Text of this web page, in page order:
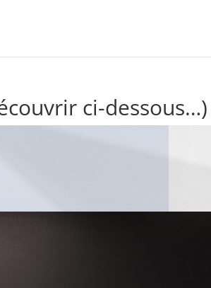
ci-dessous…)